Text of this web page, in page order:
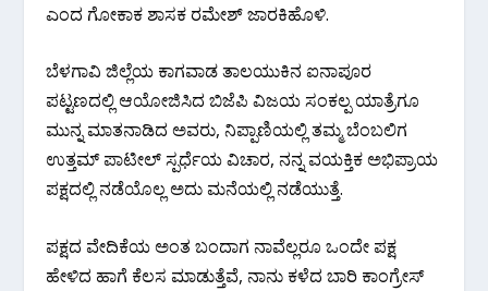
ಎಂದ ಗೋಕಾಕ ಶಾಸಕ ರಮೇಶ್ ಜಾರಕಿಹೊಳಿ.
ಬೆಳಗಾವಿ‌ ಜಿಲ್ಲೆಯ ಕಾಗವಾಡ ತಾಲಯುಕಿನ ಐನಾಪೂರ
ಪಟ್ಟಣದಲ್ಲಿ ಆಯೋಜಿಸಿದ ಬಿಜೆಪಿ ವಿಜಯ ಸಂಕಲ್ಪ ಯಾತ್ರೆಗೂ
ಮುನ್ನ ಮಾತನಾಡಿದ ಅವರು, ನಿಪ್ಪಾಣಿಯಲ್ಲಿ ತಮ್ಮ‌ ಬೆಂಬಲಿಗ
ಉತ್ತಮ್ ಪಾಟೀಲ್ ಸ್ಪರ್ಧೆಯ ವಿಚಾರ, ನನ್ನ ವಯಕ್ತಿಕ ಅಭಿಪ್ರಾಯ
ಪಕ್ಷದಲ್ಲಿ ‌ನಡೆಯೊಲ್ಲ ಅದು ಮನೆಯಲ್ಲಿ ನಡೆಯುತ್ತೆ.
ಪಕ್ಷದ ವೇದಿಕೆಯ ಅಂತ ಬಂದಾಗ ನಾವೆಲ್ಲರೂ ಒಂದೇ ಪಕ್ಷ
ಹೇಳಿದ ಹಾಗೆ ಕೆಲಸ ಮಾಡುತ್ತೆವೆ, ನಾನು ಕಳೆದ ಬಾರಿ ಕಾಂಗ್ರೇಸ್